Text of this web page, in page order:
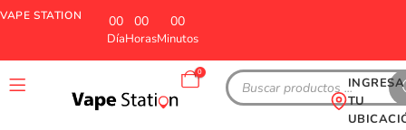
VAPE STATION 00
Día
00
Horas
00
Minutos
0
INGRESA
TU